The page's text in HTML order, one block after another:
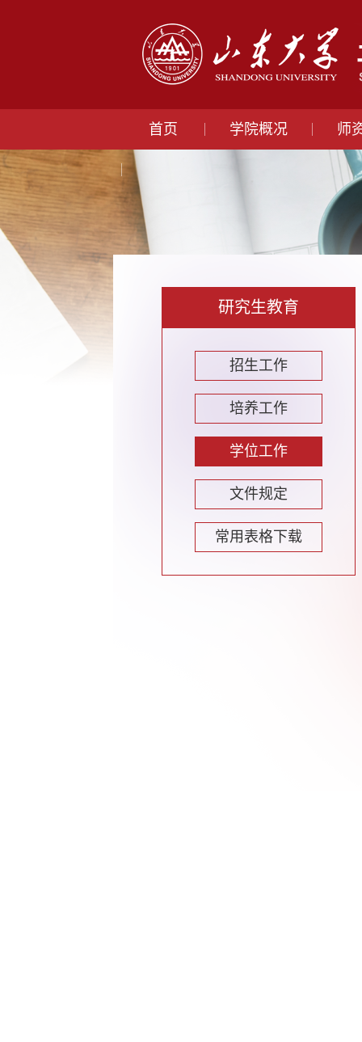
首页 学院概况 师
研究生教育
招生工作
培养工作
学位工作
文件规定
常用表格下载